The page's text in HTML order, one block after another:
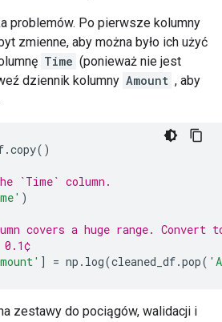
problemów. Po pierwsze kolumny
zmienne, aby można było ich użyć
Time (ponieważ nie jest
dziennik kolumny Amount , aby
.copy()
`Time` column.
)
covers a huge range. Convert
0.1¢
] = np . log(cleaned_df.pop(
zestawy do pociągów, walidacji i